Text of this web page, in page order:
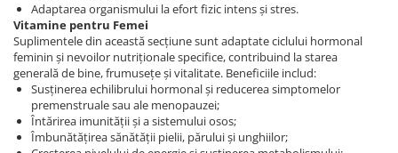
Adaptarea organismului la efort fizic intens și stres.
Vitamine pentru Femei
Suplimentele din această secțiune sunt adaptate ciclului hormonal
feminin și nevoilor nutriționale specifice, contribuind la starea
generală de bine, frumusețe și vitalitate. Beneficiile includ:
Susținerea echilibrului hormonal și reducerea simptomelor
premenstruale sau ale menopauzei;
Întărirea imunității și a sistemului osos;
Îmbunătățirea sănătății pielii, părului și unghiilor;